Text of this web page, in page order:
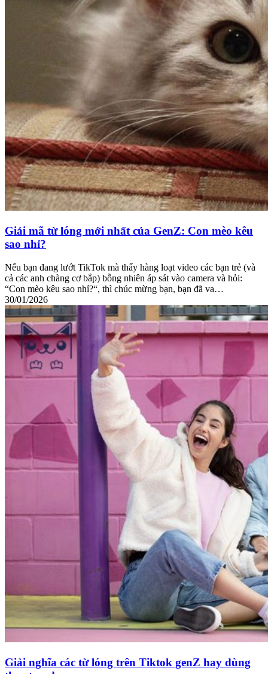
Giải mã từ lóng mới nhất của GenZ: Con mèo kêu
sao nhỉ?
Nếu bạn đang lướt TikTok mà thấy hàng loạt video các bạn trẻ (và
cả các anh chàng cơ bắp) bỗng nhiên áp sát vào camera và hỏi:
“Con mèo kêu sao nhỉ?“, thì chúc mừng bạn, bạn đã va…
30/01/2026
Giải nghĩa các từ lóng trên Tiktok genZ hay dùng